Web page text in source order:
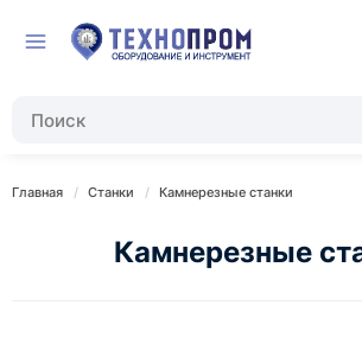
Главная Станки Камнерезные станки
Камнерезные